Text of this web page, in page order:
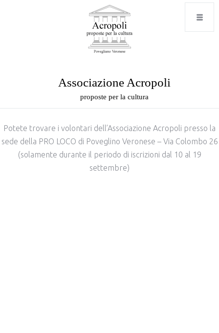
Associazione Acropoli
proposte per la cultura
Potete trovare i volontari dell’Associazione Acropoli presso la
sede della PRO LOCO di Poveglino Veronese – Via Colombo 26
(solamente durante il periodo di iscrizioni dal 10 al 19
settembre)